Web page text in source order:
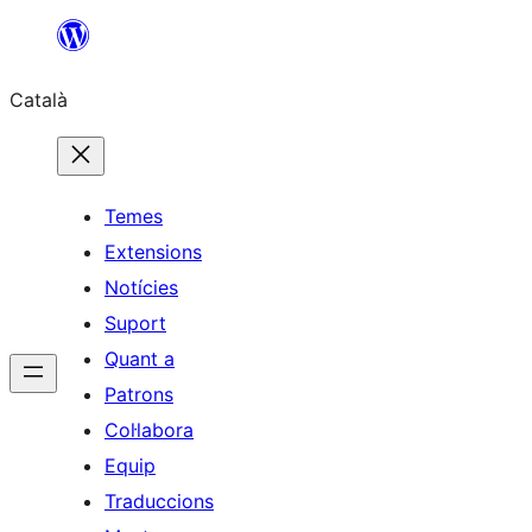
contingut
Català
Temes
Extensions
Notícies
Suport
Quant a
Patrons
Col·labora
Equip
Traduccions